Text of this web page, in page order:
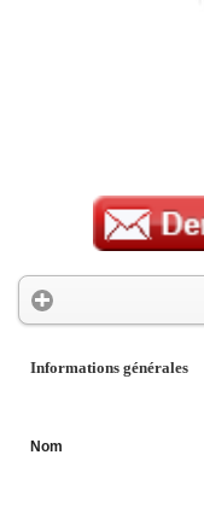
Informations générales
Nom